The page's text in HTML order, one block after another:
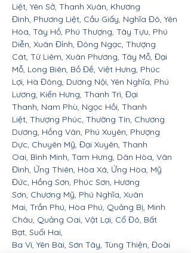
Liệt, Yên Sở, Thanh Xuân, Khương
Đình, Phương Liệt, Cầu Giấy, Nghĩa Đô, Yên
Hòa, Tây Hồ, Phú Thượng, Tây Tựu, Phú
Diễn, Xuân Đỉnh, Đông Ngạc, Thượng
Cát, Từ Liêm, Xuân Phương, Tây Mỗ, Đại
Mỗ, Long Biên, Bồ Đề, Việt Hưng, Phúc
Lợi, Hà Đông, Dương Nội, Yên Nghĩa, Phú
Lương, Kiến Hưng, Thanh Trì, Đại
Thanh, Nam Phù, Ngọc Hồi, Thanh
Liệt, Thượng Phúc, Thường Tín, Chương
Dương, Hồng Vân, Phú Xuyên, Phượng
Dực, Chuyên Mỹ, Đại Xuyên, Thanh
Oai, Bình Minh, Tam Hưng, Dân Hòa, Vân
Đình, Ứng Thiên, Hòa Xá, Ứng Hòa, Mỹ
Đức, Hồng Sơn, Phúc Sơn, Hương
Sơn, Chương Mỹ, Phú Nghĩa, Xuân
Mai, Trần Phú, Hòa Phú, Quảng Bị, Minh
Châu, Quảng Oai, Vật Lại, Cổ Đô, Bất
Bạt, Suối Hai,
Ba Vì, Yên Bài, Sơn Tây, Tùng Thiện, Đoài